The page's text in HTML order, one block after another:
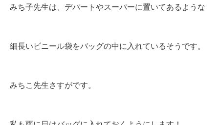
みち子先生は、デパートやスーパーに置いてあるような
細長いビニール袋をバッグの中に入れているそうです。
みちこ先生さすがです。